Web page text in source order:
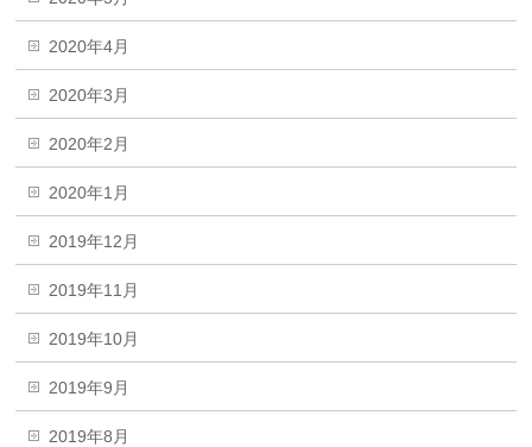
2020年4月
2020年3月
2020年2月
2020年1月
2019年12月
2019年11月
2019年10月
2019年9月
2019年8月